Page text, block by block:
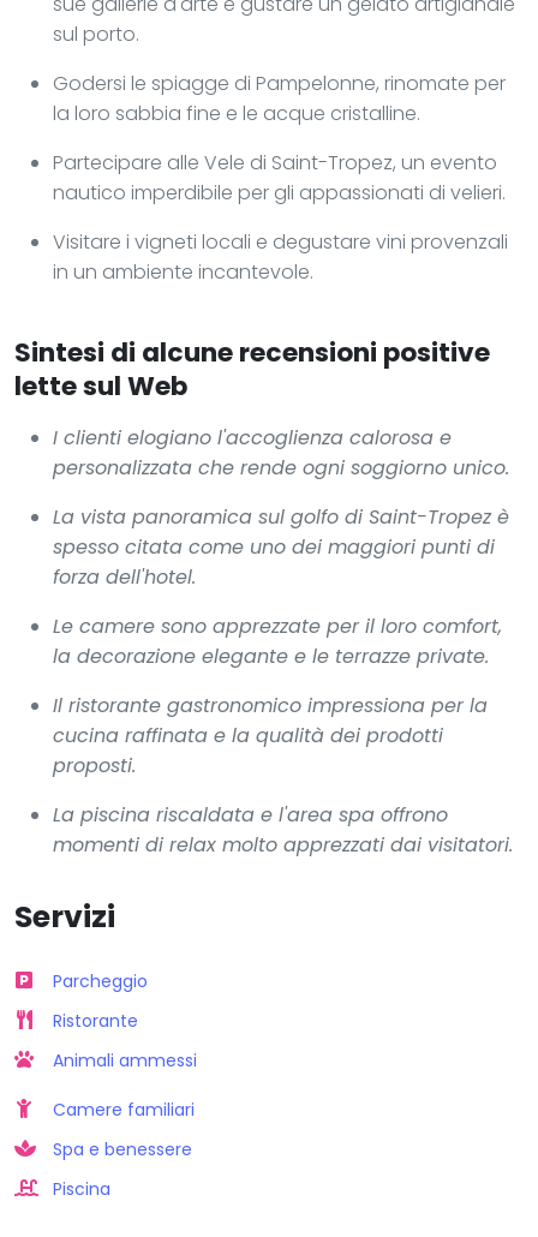
sul porto.
Godersi le spiagge di Pampelonne, rinomate per
la loro sabbia fine e le acque cristalline.
Partecipare alle Vele di Saint-Tropez, un evento
nautico imperdibile per gli appassionati di velieri.
Visitare i vigneti locali e degustare vini provenzali
in un ambiente incantevole.
Sintesi di alcune recensioni positive
lette sul Web
I clienti elogiano l'accoglienza calorosa e
personalizzata che rende ogni soggiorno unico.
La vista panoramica sul golfo di Saint-Tropez è
spesso citata come uno dei maggiori punti di
forza dell'hotel.
Le camere sono apprezzate per il loro comfort,
la decorazione elegante e le terrazze private.
Il ristorante gastronomico impressiona per la
cucina raffinata e la qualità dei prodotti
proposti.
La piscina riscaldata e l'area spa offrono
momenti di relax molto apprezzati dai visitatori.
Servizi
Parcheggio
Ristorante
Animali ammessi
Camere familiari
Spa e benessere
Piscina